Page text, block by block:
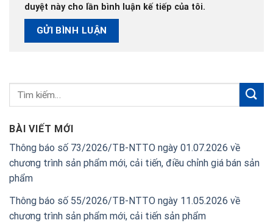
duyệt này cho lần bình luận kế tiếp của tôi.
BÀI VIẾT MỚI
Thông báo số 73/2026/TB-NTTO ngày 01.07.2026 về
chương trình sản phẩm mới, cải tiến, điều chỉnh giá bán sản
phẩm
Thông báo số 55/2026/TB-NTTO ngày 11.05.2026 về
chương trình sản phẩm mới, cải tiến sản phẩm